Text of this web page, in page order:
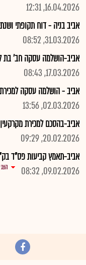
16.04.2026, 12:31
אביב בניה - דוח תקופתי ושנתי
31.03.2026, 08:52
אביב-הושלמה עסקה חב' בת
17.03.2026, 08:43
אביב - הושלמה עסקה
02.03.2026, 13:56
אביב-בהסכם למכירת מקרקעין בהונגריה
20.02.2026, 09:29
אביב-תאמץ קביעות פס"ד
09.02.2026, 08:32
הצג